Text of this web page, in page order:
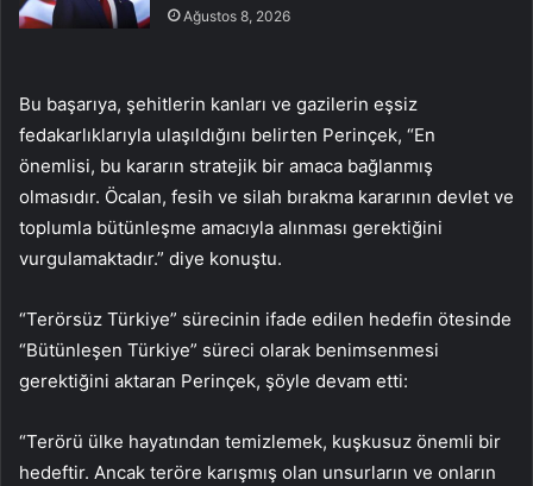
Ağustos 8, 2026
Bu başarıya, şehitlerin kanları ve gazilerin eşsiz
fedakarlıklarıyla ulaşıldığını belirten Perinçek, “En
önemlisi, bu kararın stratejik bir amaca bağlanmış
olmasıdır. Öcalan, fesih ve silah bırakma kararının devlet ve
toplumla bütünleşme amacıyla alınması gerektiğini
vurgulamaktadır.” diye konuştu.
“Terörsüz Türkiye” sürecinin ifade edilen hedefin ötesinde
“Bütünleşen Türkiye” süreci olarak benimsenmesi
gerektiğini aktaran Perinçek, şöyle devam etti:
“Terörü ülke hayatından temizlemek, kuşkusuz önemli bir
hedeftir. Ancak teröre karışmış olan unsurların ve onların